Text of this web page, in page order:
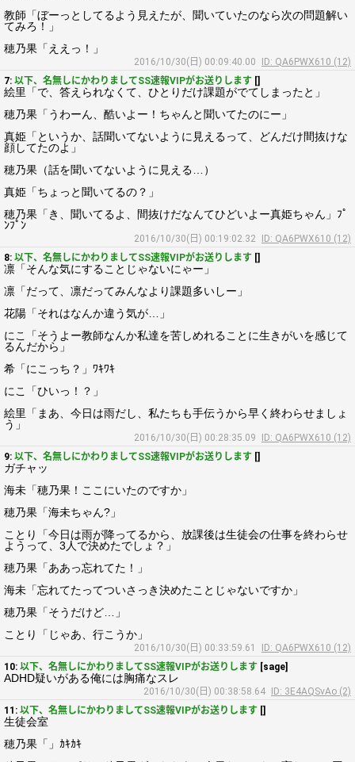
教師「ぼーっとしてるよう見えたが、聞いていたのなら次の問題解い
てみろ！」
穂乃果「ええっ！」
2016/10/30(日) 00:09:40.00
ID: QA6PWX610 (12)
7: 以下、名無しにかわりましてSS速報VIPがお送りします []
絵里「で、答えられなくて、ひとりだけ課題がでてしまったと」
穂乃果「うわーん、酷いよー！ちゃんと聞いてたのにー」
真姫「というか、話聞いてないように見えるって、どんだけ間抜けな
顔してたのよ」
穂乃果（話を聞いてないように見える…）
真姫「ちょっと聞いてるの？」
穂乃果「き、聞いてるよ、間抜けだなんてひどいよー真姫ちゃん」ﾌﾟ
ﾝﾌﾟﾝ
2016/10/30(日) 00:19:02.32
ID: QA6PWX610 (12)
8: 以下、名無しにかわりましてSS速報VIPがお送りします []
凛「そんな気にすることじゃないにゃー」
凛「だって、凛だってみんなより課題多いしー」
花陽「それはなんか違う気が…」
にこ「そうよー教師なんか私達を苦しめれることに生きがいを感じて
るんだから」
希「にこっち？」ﾜｷﾜｷ
にこ「ひいっ！？」
絵里「まあ、今日は雨だし、私たちも手伝うから早く終わらせましょ
う」
2016/10/30(日) 00:28:35.09
ID: QA6PWX610 (12)
9: 以下、名無しにかわりましてSS速報VIPがお送りします []
ガチャッ
海未「穂乃果！ここにいたのですか」
穂乃果「海未ちゃん?」
ことり「今日は雨が降ってるから、放課後は生徒会の仕事を終わらせ
ようって、3人で決めたでしょ？」
穂乃果「ああっ忘れてた！」
海未「忘れてたってついさっき決めたことじゃないですか」
穂乃果「そうだけど…」
ことり「じゃあ、行こうか」
2016/10/30(日) 00:33:59.61
ID: QA6PWX610 (12)
10: 以下、名無しにかわりましてSS速報VIPがお送りします [sage]
ADHD疑いがある俺には胸痛なスレ
2016/10/30(日) 00:38:58.64
ID: 3E4AQSvAo (2)
11: 以下、名無しにかわりましてSS速報VIPがお送りします []
生徒会室
穂乃果「」ｶｷｶｷ